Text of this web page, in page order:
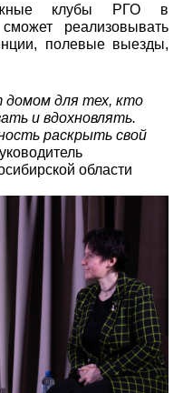
клубы РГО в
реализовывать
полевые выезды,
для тех, кто
и вдохновлять.
раскрыть свой
области